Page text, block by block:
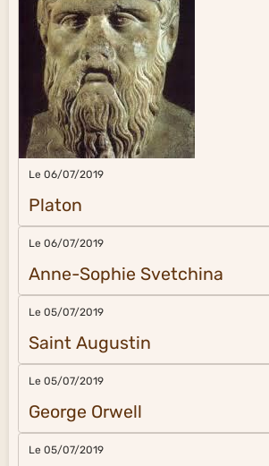
Le 06/07/2019
Platon
Le 06/07/2019
Anne-Sophie Svetchina
Le 05/07/2019
Saint Augustin
Le 05/07/2019
George Orwell
Le 05/07/2019